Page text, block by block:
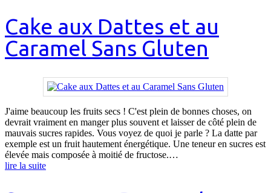
Cake aux Dattes et au
Caramel Sans Gluten
J'aime beaucoup les fruits secs ! C'est plein de bonnes choses, on
devrait vraiment en manger plus souvent et laisser de côté plein de
mauvais sucres rapides. Vous voyez de quoi je parle ? La datte par
exemple est un fruit hautement énergétique. Une teneur en sucres est
élevée mais composée à moitié de fructose.…
lire la suite